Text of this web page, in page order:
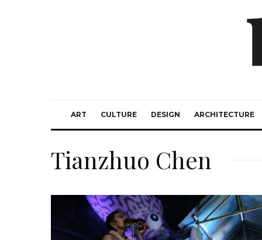
ART CULTURE DESIGN ARCHITECTURE
Tianzhuo Chen